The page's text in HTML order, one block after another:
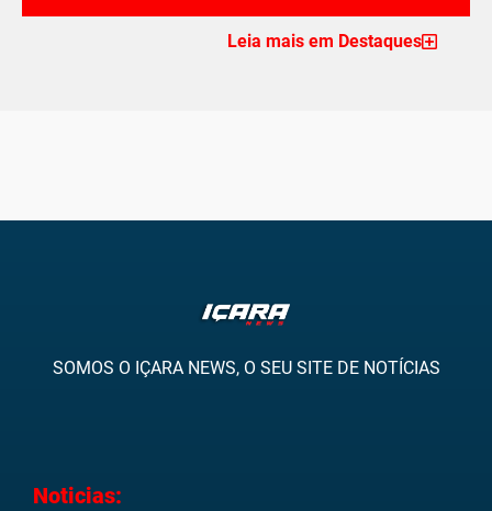
Leia mais em Destaques
SOMOS O IÇARA NEWS, O SEU SITE DE NOTÍCIAS
Noticias: